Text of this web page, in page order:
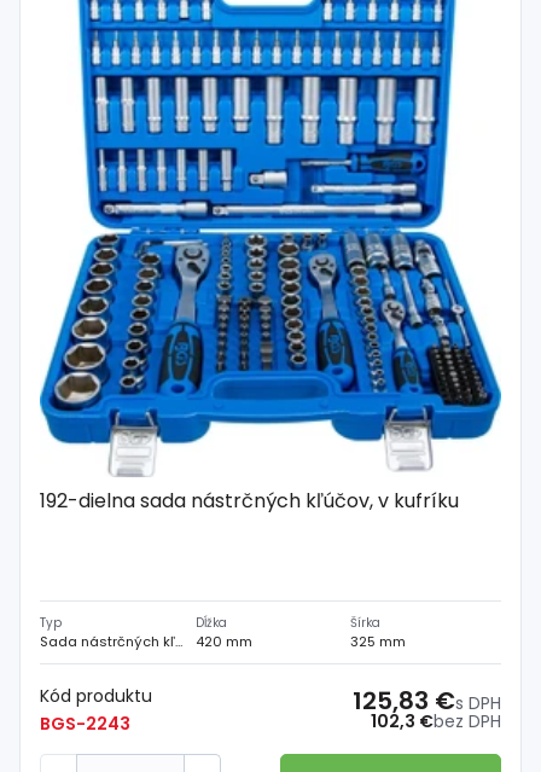
192-dielna sada nástrčných kľúčov, v kufríku
Typ
Sada nástrčných kľúčov
Dĺžka
420 mm
Šírka
325 mm
Kód produktu
BGS-2243
102,3 €bez DPH
125,83 €s DPH